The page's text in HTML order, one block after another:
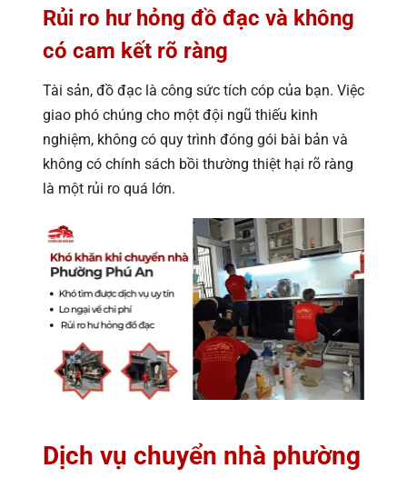
Rủi ro hư hỏng đồ đạc và không
có cam kết rõ ràng
Tài sản, đồ đạc là công sức tích cóp của bạn. Việc
giao phó chúng cho một đội ngũ thiếu kinh
nghiệm, không có quy trình đóng gói bài bản và
không có chính sách bồi thường thiệt hại rõ ràng
là một rủi ro quá lớn.
Dịch vụ chuyển nhà phường